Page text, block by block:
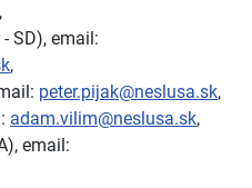
,
SD), email:
,
peter.pijak@neslusa.sk,
adam.vilim@neslusa.sk,
email: